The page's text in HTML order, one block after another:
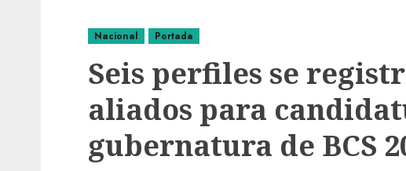
Nacional Portada
Seis perfiles se
aliados para
gubernatura de BCS